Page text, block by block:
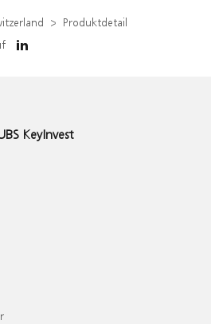
Produktdetail
KeyInvest